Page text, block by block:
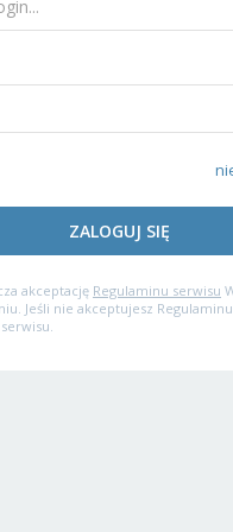
ZALOGUJ SIĘ
akceptację Regulaminu serwisu
Jeśli nie akceptujesz